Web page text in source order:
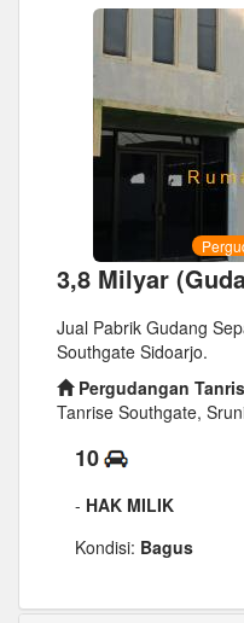
3,8 Milyar
Jual Pabrik Gudang
Southgate Sidoarjo.
Pergudangan
Tanrise Southgate,
10
- HAK MILIK
Kondisi: Bagus